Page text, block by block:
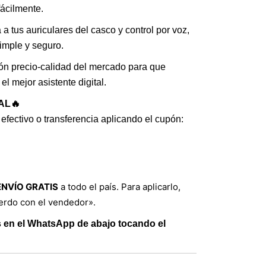
es:
$ 218.000.
tus auriculares del casco y control por voz,
y seguro.
precio-calidad del mercado para que
mejor asistente digital.
o transferencia aplicando el cupón:
GRATIS a todo el país. Para aplicarlo,
con el vendedor».
el WhatsApp de abajo tocando el